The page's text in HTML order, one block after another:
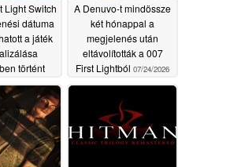
Light Switch
dátuma
a játék
történt
után
2026
A Denuvo-t mindössze
két hónappal a
megjelenés után
eltávolították a 007
First Lightból 07/24/2026